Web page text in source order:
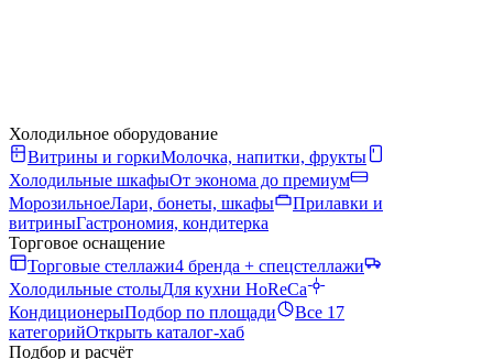
Холодильное оборудование
Витрины и горкиМолочка, напитки, фрукты
Холодильные шкафыОт эконома до премиум
МорозильноеЛари, бонеты, шкафы
Прилавки и
витриныГастрономия, кондитерка
Торговое оснащение
Торговые стеллажи4 бренда + спецстеллажи
Холодильные столыДля кухни HoReCa
КондиционерыПодбор по площади
Все 17
категорийОткрыть каталог-хаб
Подбор и расчёт